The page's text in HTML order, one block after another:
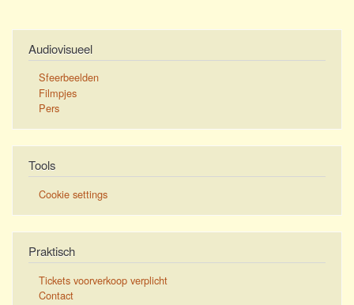
Audiovisueel
Sfeerbeelden
Filmpjes
Pers
Tools
Cookie settings
Praktisch
Tickets voorverkoop verplicht
Contact